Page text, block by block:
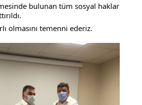
bulunan tüm sosyal haklar
olmasını temenni ederiz.